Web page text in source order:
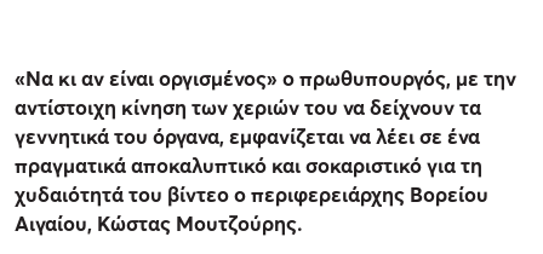
«Να κι αν είναι οργισμένος» ο πρωθυπουργός, με την
αντίστοιχη κίνηση των χεριών του να δείχνουν τα
γεννητικά του όργανα, εμφανίζεται να λέει σε ένα
πραγματικά αποκαλυπτικό και σοκαριστικό για τη
χυδαιότητά του βίντεο ο περιφερειάρχης Βορείου
Αιγαίου, Κώστας Μουτζούρης.